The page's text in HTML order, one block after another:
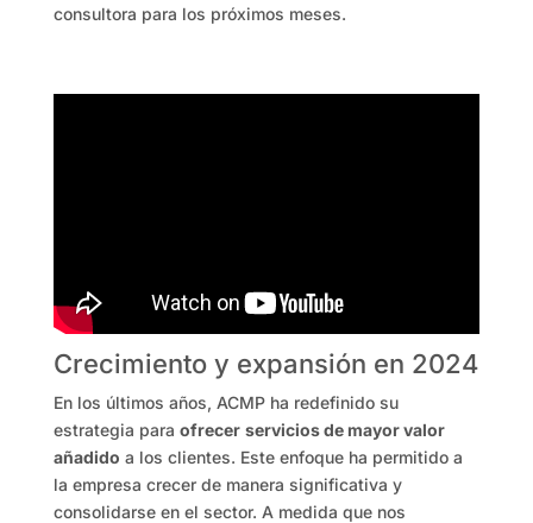
consultora para los próximos meses.
Crecimiento y expansión en 2024
En los últimos años, ACMP ha redefinido su
estrategia para ofrecer servicios de mayor valor
añadido a los clientes. Este enfoque ha permitido a
la empresa crecer de manera significativa y
consolidarse en el sector. A medida que nos